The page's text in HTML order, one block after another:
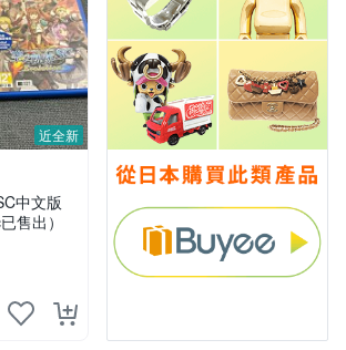
近全新
中文版
售出）